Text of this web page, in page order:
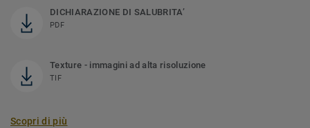
DICHIARAZIONE DI SALUBRITA’
PDF
Texture - immagini ad alta risoluzione
TIF
Scopri di più